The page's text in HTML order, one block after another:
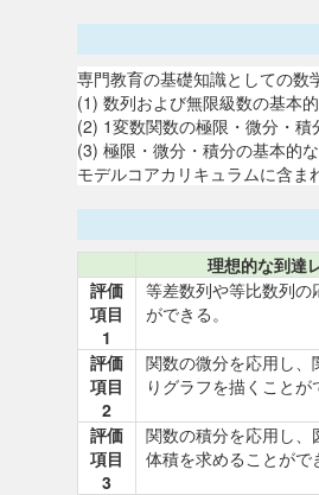
専門教育の基礎知識としての数
(1) 数列および無限級数の基本的
(2) 1変数関数の極限・微分・
(3) 極限・微分・積分の基本的
モデルコアカリキュラムに含
理想的な到達
評価
項目
1
等差数列や等比数列の
ができる。
評価
項目
2
関数の微分を応用し、
りグラフを描くことが
評価
項目
3
関数の積分を応用し
体積を求めることがで